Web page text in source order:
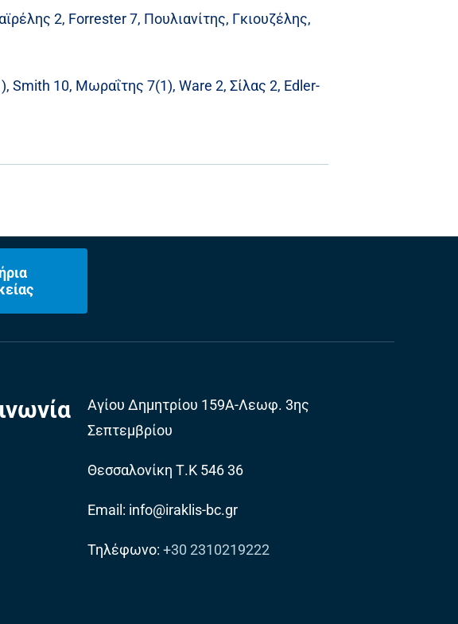
2, Forrester 7, Πουλιανίτης, Γκιουζέλης,
Smith 10, Μωραΐτης 7(1), Ware 2, Σίλας 2, Edler-
Αγίου Δημητρίου 159Α-Λεωφ. 3ης
Σεπτεμβρίου
Θεσσαλονίκη Τ.Κ 546 36
Email: info@iraklis-bc.gr
Τηλέφωνο: +30 2310219222